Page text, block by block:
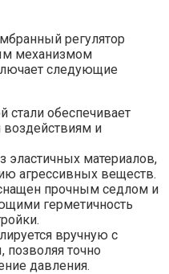
регулятор
механизмом
следующие
стали обеспечивает
и
эластичных материалов,
агрессивных веществ.
прочным седлом и
герметичность
вручную с
точно
давления.